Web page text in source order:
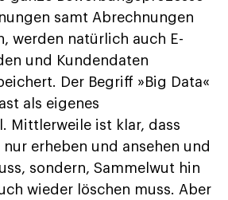
samt Abrechnungen
werden natürlich auch E-
und Kundendaten
Der Begriff »Big Data«
als eigenes
Mittlerweile ist klar, dass
erheben und ansehen und
sondern, Sammelwut hin
wieder löschen muss. Aber